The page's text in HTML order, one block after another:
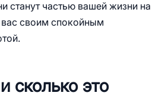
станут частью вашей жизни на
своим спокойным
сколько это